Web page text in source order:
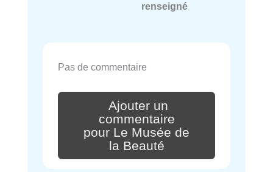
renseigné
Pas de commentaire
Ajouter un
commentaire
pour Le Musée de
la Beauté